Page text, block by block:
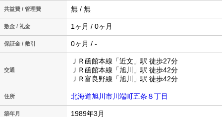
共益費 / 管理費 無 / 無
敷金 / 礼金 1ヶ月 / 0ヶ月
保証金 / 敷引 0ヶ月 / -
交通
ＪＲ函館本線「近文」駅 徒歩27分
ＪＲ函館本線「旭川」駅 徒歩42分
ＪＲ富良野線「旭川」駅 徒歩42分
住所 北海道旭川市川端町五条８丁目
築年月 1989年3月